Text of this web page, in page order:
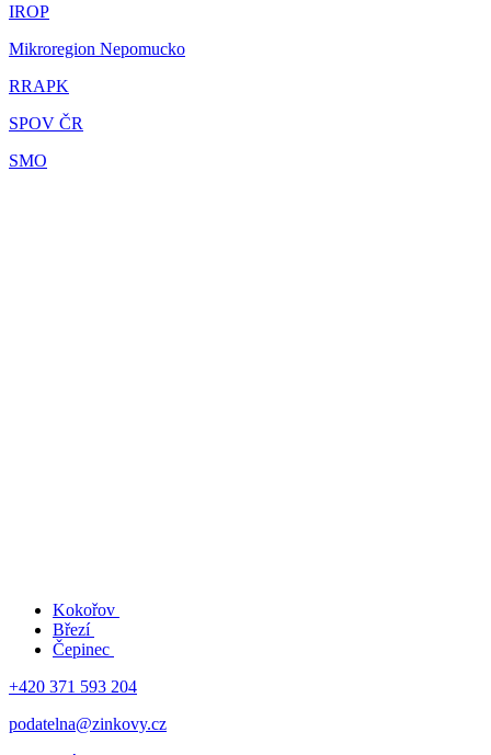
IROP
Mikroregion Nepomucko
RRAPK
SPOV ČR
SMO
Kokořov
Březí
Čepinec
+420 371 593 204
podatelna@zinkovy.cz